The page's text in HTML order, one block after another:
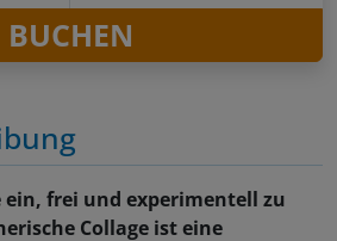
ein, frei und experimentell zu
Collage ist eine
BUCHEN